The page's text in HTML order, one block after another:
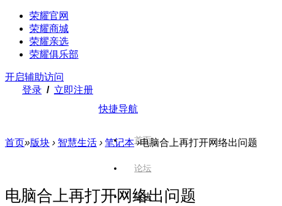
荣耀官网
荣耀商城
荣耀亲选
荣耀俱乐部
开启辅助访问
登录 / 立即注册
快捷导航
首页
论坛
版块
首页»版块 › 智慧生活 › 笔记本 ›电脑合上再打开网络出问题
电脑合上再打开网络出问题